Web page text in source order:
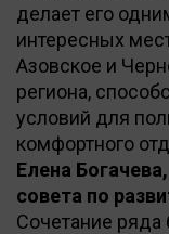
делает его
интересных
Азовское и
региона,
условий для
комфортного
Елена
совета по
Сочетание